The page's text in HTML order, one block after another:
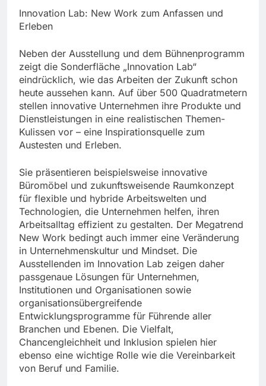
Innovation Lab: New Work zum Anfassen und
Erleben
Neben der Ausstellung und dem Bühnenprogramm
zeigt die Sonderfläche „Innovation Lab“
eindrücklich, wie das Arbeiten der Zukunft schon
heute aussehen kann. Auf über 500 Quadratmetern
stellen innovative Unternehmen ihre Produkte und
Dienstleistungen in eine realistischen Themen-
Kulissen vor – eine Inspirationsquelle zum
Austesten und Erleben.
Sie präsentieren beispielsweise innovative
Büromöbel und zukunftsweisende Raumkonzept
für flexible und hybride Arbeitswelten und
Technologien, die Unternehmen helfen, ihren
Arbeitsalltag effizient zu gestalten. Der Megatrend
New Work bedingt auch immer eine Veränderung
in Unternehmenskultur und Mindset. Die
Ausstellenden im Innovation Lab zeigen daher
passgenaue Lösungen für Unternehmen,
Institutionen und Organisationen sowie
organisationsübergreifende
Entwicklungsprogramme für Führende aller
Branchen und Ebenen. Die Vielfalt,
Chancengleichheit und Inklusion spielen hier
ebenso eine wichtige Rolle wie die Vereinbarkeit
von Beruf und Familie.